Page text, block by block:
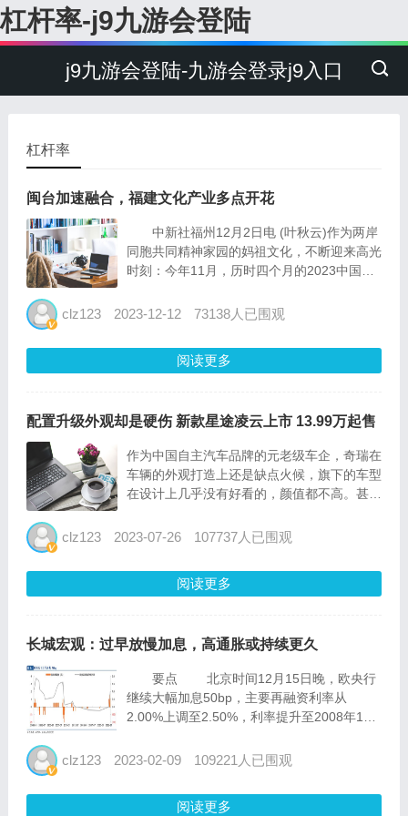
杠杆率-j9九游会登陆
j9九游会登陆-九游会登录j9入口
杠杆率
闽台加速融合，福建文化产业多点开花
中新社福州12月2日电 (叶秋云)作为两岸
同胞共同精神家园的妈祖文化，不断迎来高光
时刻：今年11月，历时四个月的2023中国
动妈祖文化和福建德化陶瓷产业跨界融合发
截稿时间...
clz123 2023-12-12 73138人已围观
阅读更多
配置升级外观却是硬伤 新款星途凌云上市 13.99万起售
作为中国自主汽车品牌的元老级车企，奇瑞在
车辆的外观打造上还是缺点火候，旗下的车型
在设计上几乎没有好看的，颜值都不高。甚至
得没有多少购买欲，这也导致其销量不高。 7
出4款配置车...
clz123 2023-07-26 107737人已围观
阅读更多
长城宏观：过早放慢加息，高通胀或持续更久
要点 北京时间12月15日晚，欧央行
继续大幅加息50bp，主要再融资利率从
2.00%上调至2.50%，利率提升至2008年12
严峻，欧央行加息晚于美联储，而放缓加息步
胀持...
clz123 2023-02-09 109221人已围观
阅读更多